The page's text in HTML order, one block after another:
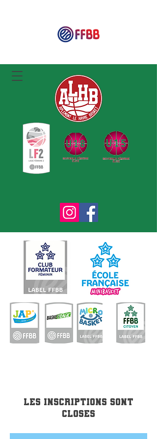
Les inscriptions sont
closes